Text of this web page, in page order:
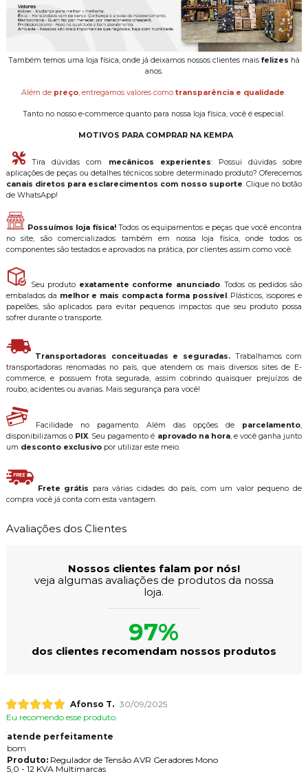
Também temos uma loja física, onde já deixamos nossos clientes mais felizes há
anos.
Além de preço, entregamos valores comotransparência e qualidade.
Tanto no nosso e-commerce quanto para nossa loja física, você é especial.
MOTIVOS PARA COMPRAR NA KEMPA
Tira dúvidas com mecânicos experientes: Possui dúvidas sobre
aplicações de peças ou detalhes técnicos sobre determinado produto? Oferecemos
canais diretos para esclarecimentos com nosso suporte. Clique no botão
de WhatsApp!
Possuímos loja física!Todos os equipamentos e peças que você encontra
no site, são comercializados também em nossa loja física, onde todos os
componentes são testados e aprovados na prática, por clientes assim como você.
Seu produto exatamente conforme anunciado. Todos os pedidos são
embalados da melhor e mais compacta forma possível . Plásticos, isopores e
papelões, são aplicados para evitar pequenos impactos que seu produto possa
sofrer durante o transporte.
Transportadoras conceituadas e seguradas. Trabalhamos com
transportadoras renomadas no país, que atendem os mais diversos sites de E-
commerce, e possuem frota segurada, assim cobrindo quaisquer prejuízos de
roubo, acidentes ou avarias. Mais segurança para você!
Facilidade no pagamento. Além das opções de parcelamento,
disponibilizamos o PIX. Seu pagamento é aprovado na hora, e você ganha junto
um desconto exclusivopor utilizar este meio.
Frete grátis para várias cidades do país, com um valor pequeno de
compra você já conta com esta vantagem.
Avaliações dos Clientes
Nossos clientes falam por nós!
veja algumas avaliações de produtos da nossa
loja.
97%
dos clientes recomendam nossos produtos
Afonso T. 30/09/2025
Eu recomendo esse produto.
atende perfeitamente
bom
Produto:Regulador de Tensão AVR Geradores Mono
5,0 - 12 KVA Multimarcas